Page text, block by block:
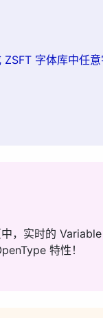
ZSFT 字体库中任
，实时的
特性！